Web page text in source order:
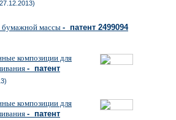
бумажной массы - патент 2499094
композиции для
- патент
композиции для
- патент